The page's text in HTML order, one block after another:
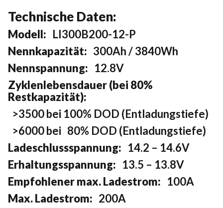
Technische Daten:
Modell: LI300B200-12-P
Nennkapazität: 300Ah / 3840Wh
Nennspannung: 12.8V
Zyklenlebensdauer (bei 80%
Restkapazität):
>3500 bei 100% DOD (Entladungstiefe)
>6000 bei 80% DOD (Entladungstiefe)
Ladeschlussspannung: 14.2 – 14.6V
Erhaltungsspannung: 13.5 – 13.8V
Empfohlener max. Ladestrom: 100A
Max. Ladestrom: 200A